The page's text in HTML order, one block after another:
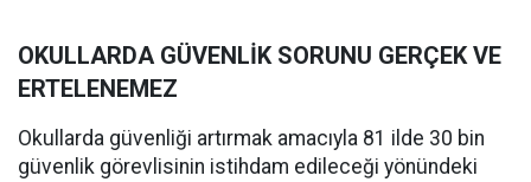
OKULLARDA GÜVENLİK SORUNU GERÇEK VE
ERTELENEMEZ
Okullarda güvenliği artırmak amacıyla 81 ilde 30 bin
güvenlik görevlisinin istihdam edileceği yönündeki